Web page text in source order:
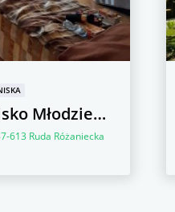
Szkolne Schronisko Młodzieżowe
613 Ruda Różaniecka